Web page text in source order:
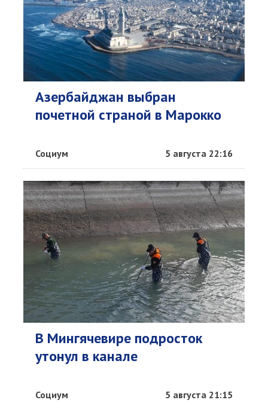
Азербайджан выбран
почетной страной в Марокко
Социум 5 августа 22:16
В Мингячевире подросток
утонул в канале
Социум 5 августа 21:15